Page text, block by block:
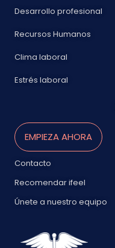
Desarrollo profesional
Recursos Humanos
Clima laboral
Estrés laboral
EMPIEZA AHORA
Contacto
Recomendar ifeel
Únete a nuestro equipo